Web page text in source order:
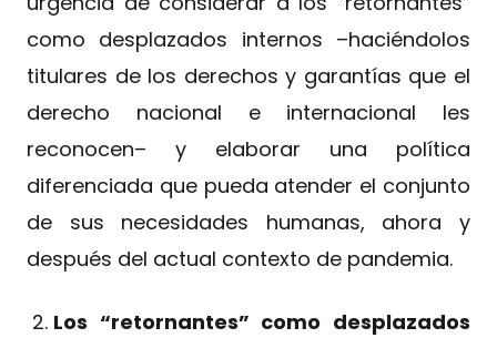
como desplazados internos –haciéndolos
titulares de los derechos y garantías que el
derecho nacional e internacional les
reconocen– y elaborar una política
diferenciada que pueda atender el conjunto
de sus necesidades humanas, ahora y
después del actual contexto de pandemia.
Los “retornantes” como desplazados